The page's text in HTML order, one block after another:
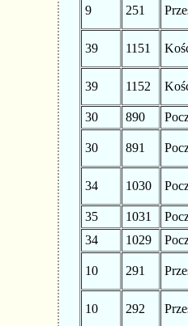
9 251
39 1151
39 1152
30 890
30 891
34 1030
35 1031
34
1029
10 291
10 292